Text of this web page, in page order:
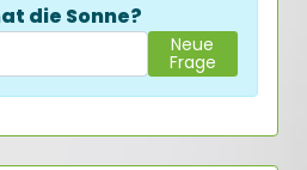
die Sonne?
Neue
Frage